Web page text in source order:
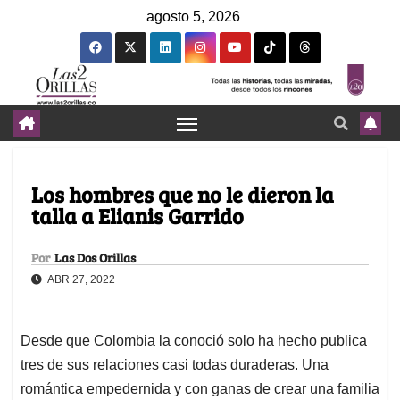
agosto 5, 2026
Los hombres que no le dieron la
talla a Elianis Garrido
Por Las Dos Orillas
ABR 27, 2022
Desde que Colombia la conoció solo ha hecho publica
tres de sus relaciones casi todas duraderas. Una
romántica empedernida y con ganas de crear una familia